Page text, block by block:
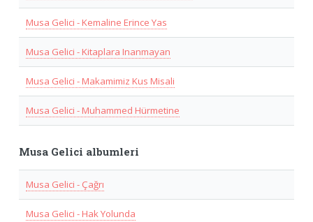
Musa Gelici - Kemaline Erince Yas
Musa Gelici - Kitaplara Inanmayan
Musa Gelici - Makamimiz Kus Misali
Musa Gelici - Muhammed Hürmetine
Musa Gelici albumleri
Musa Gelici - Çağrı
Musa Gelici - Hak Yolunda